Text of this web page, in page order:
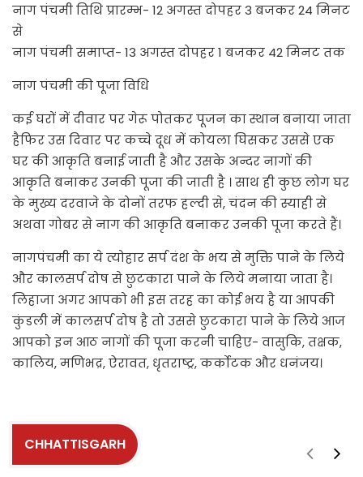
नाग पंचमी तिथि प्रारम्भ- 12 अगस्त दोपहर 3 बजकर 24 मिनट
से
नाग पंचमी समाप्त- 13 अगस्त दोपहर 1 बजकर 42 मिनट तक
नाग पंचमी की पूजा विधि
कई घरों में दीवार पर गेरू पोतकर पूजन का स्थान बनाया जाता
हैफिर उस दिवार पर कच्चे दूध में कोयला घिसकर उससे एक
घर की आकृति बनाई जाती है और उसके अन्दर नागों की
आकृति बनाकर उनकी पूजा की जाती है । साथ ही कुछ लोग घर
के मुख्य दरवाजे के दोनों तरफ हल्दी से, चंदन की स्याही से
अथवा गोबर से नाग की आकृति बनाकर उनकी पूजा करते हैं।
नागपंचमी का ये त्योहार सर्प दंश के भय से मुक्ति पाने के लिये
और कालसर्प दोष से छुटकारा पाने के लिये मनाया जाता है।
लिहाजा अगर आपको भी इस तरह का कोई भय है या आपकी
कुंडली में कालसर्प दोष है तो उससे छुटकारा पाने के लिये आज
आपको इन आठ नागों की पूजा करनी चाहिए- वासुकि, तक्षक,
कालिय, मणिभद्र, ऐरावत, धृतराष्ट्र, कर्कोटक और धनंजय।
CHHATTISGARH